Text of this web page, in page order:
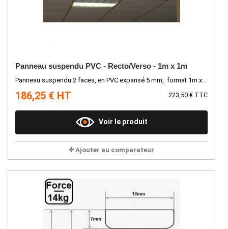
Panneau suspendu PVC - Recto/Verso - 1m x 1m
Panneau suspendu 2 faces, en PVC expansé 5 mm, format 1m x...
186,25 € HT 223,50 € TTC
Voir le produit
Ajouter au comparateur